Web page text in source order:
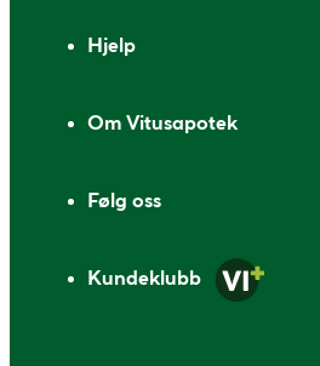
Hjelp
Om Vitusapotek
Følg oss
Kundeklubb